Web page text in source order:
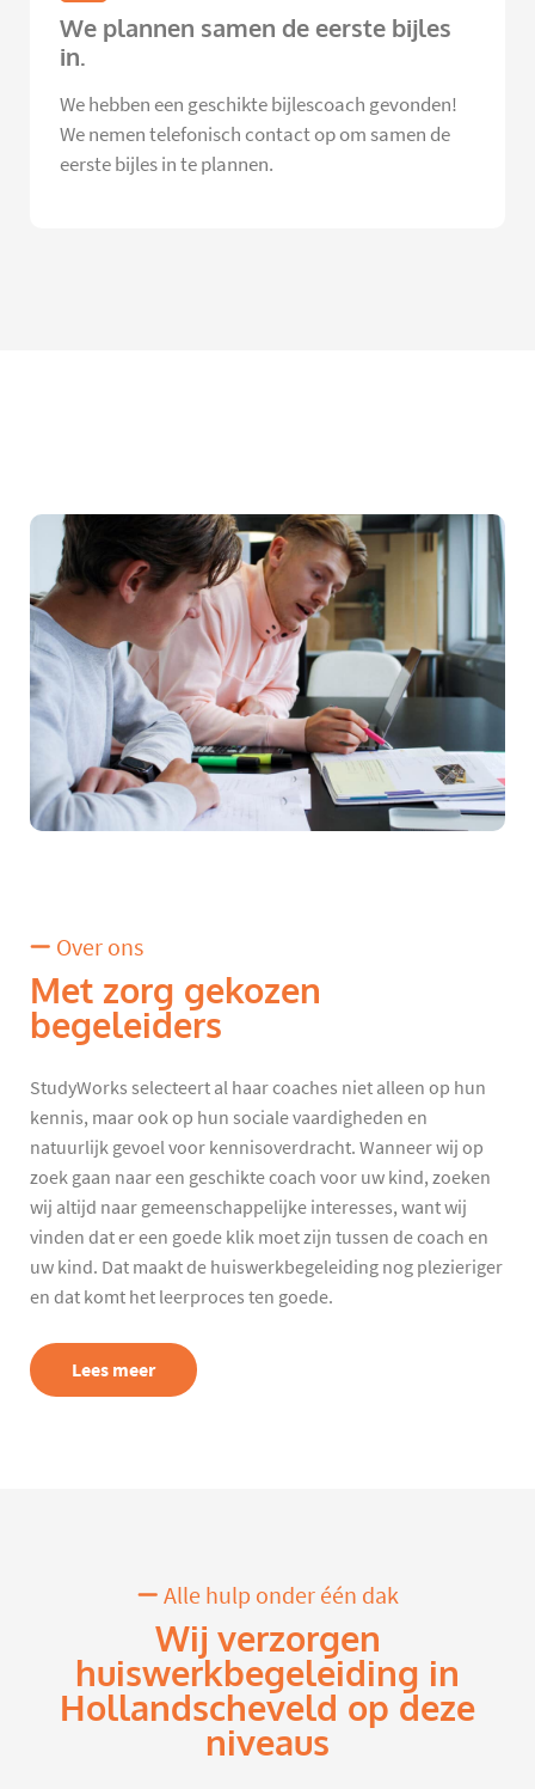
We plannen samen de eerste bijles
in.
We hebben een geschikte bijlescoach gevonden!
We nemen telefonisch contact op om samen de
eerste bijles in te plannen.
Over ons
Met zorg gekozen
begeleiders
StudyWorks selecteert al haar coaches niet alleen op hun
kennis, maar ook op hun sociale vaardigheden en
natuurlijk gevoel voor kennisoverdracht. Wanneer wij op
zoek gaan naar een geschikte coach voor uw kind, zoeken
wij altijd naar gemeenschappelijke interesses, want wij
vinden dat er een goede klik moet zijn tussen de coach en
uw kind. Dat maakt de huiswerkbegeleiding nog plezieriger
en dat komt het leerproces ten goede.
Lees meer
Alle hulp onder één dak
Wij verzorgen
huiswerkbegeleiding in
Hollandscheveld op deze
niveaus